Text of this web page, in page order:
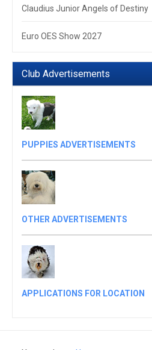
Claudius Junior Angels of Destiny
Euro OES Show 2027
Club Advertisements
PUPPIES ADVERTISEMENTS
OTHER ADVERTISEMENTS
APPLICATIONS FOR LOCATION